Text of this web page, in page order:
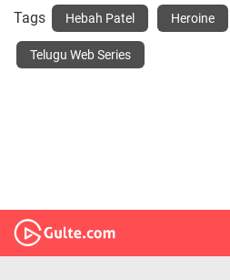
Tags Hebah Patel Heroine
Telugu Web Series